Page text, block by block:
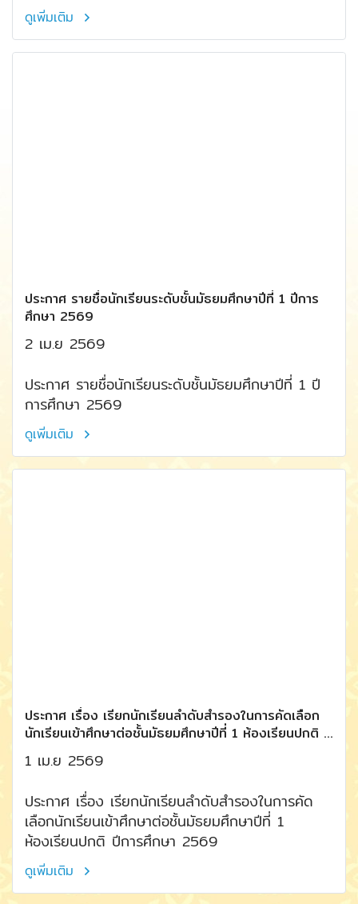
ดูเพิ่มเติม
ประกาศ รายชื่อนักเรียนระดับชั้นมัธยมศึกษาปีที่ 1 ปีการ
ศึกษา 2569
2 เม.ย 2569
ประกาศ รายชื่อนักเรียนระดับชั้นมัธยมศึกษาปีที่ 1 ปี
การศึกษา 2569
ดูเพิ่มเติม
ประกาศ เรื่อง เรียกนักเรียนลำดับสำรองในการคัดเลือก
นักเรียนเข้าศึกษาต่อชั้นมัธยมศึกษาปีที่ 1 ห้องเรียนปกติ ปี
1 เม.ย 2569
ประกาศ เรื่อง เรียกนักเรียนลำดับสำรองในการคัด
เลือกนักเรียนเข้าศึกษาต่อชั้นมัธยมศึกษาปีที่ 1
ห้องเรียนปกติ ปีการศึกษา 2569
ดูเพิ่มเติม